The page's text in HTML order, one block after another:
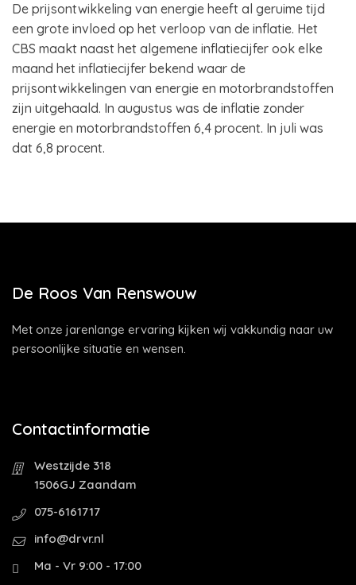
De prijsontwikkeling van energie heeft al geruime tijd
een grote invloed op het verloop van de inflatie. Het
CBS maakt naast het algemene inflatiecijfer ook elke
maand het inflatiecijfer bekend waar de
prijsontwikkelingen van energie en motorbrandstoffen
zijn uitgehaald. In augustus was de inflatie zonder
energie en motorbrandstoffen 6,4 procent. In juli was
dat 6,8 procent.
De Roos Van Renswouw
Met onze jarenlange ervaring kijken wij vakkundig naar uw
persoonlijke situatie en wensen.
Contactinformatie
Westzijde 318
1506GJ Zaandam
075-6161717
info@drvr.nl
Ma - Vr 9:00 - 17:00